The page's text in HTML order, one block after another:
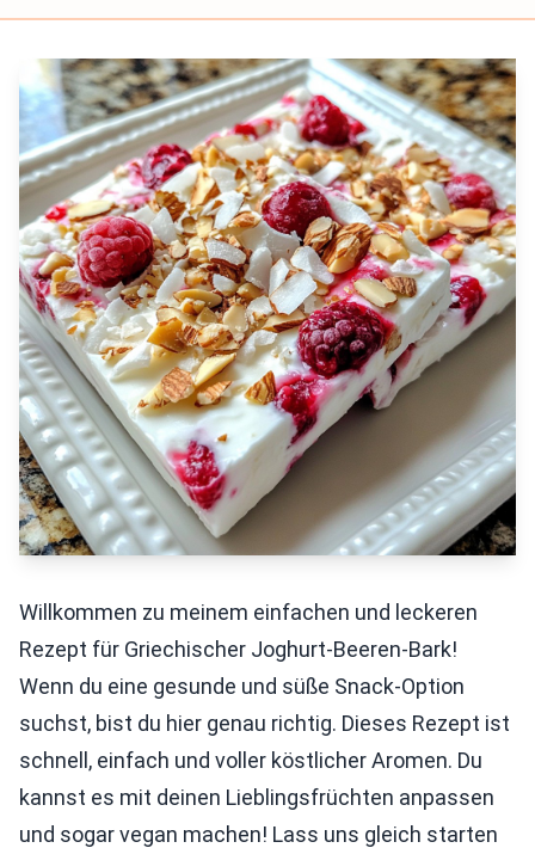
Willkommen zu meinem einfachen und leckeren
Rezept für Griechischer Joghurt-Beeren-Bark!
Wenn du eine gesunde und süße Snack-Option
suchst, bist du hier genau richtig. Dieses Rezept ist
schnell, einfach und voller köstlicher Aromen. Du
kannst es mit deinen Lieblingsfrüchten anpassen
und sogar vegan machen! Lass uns gleich starten